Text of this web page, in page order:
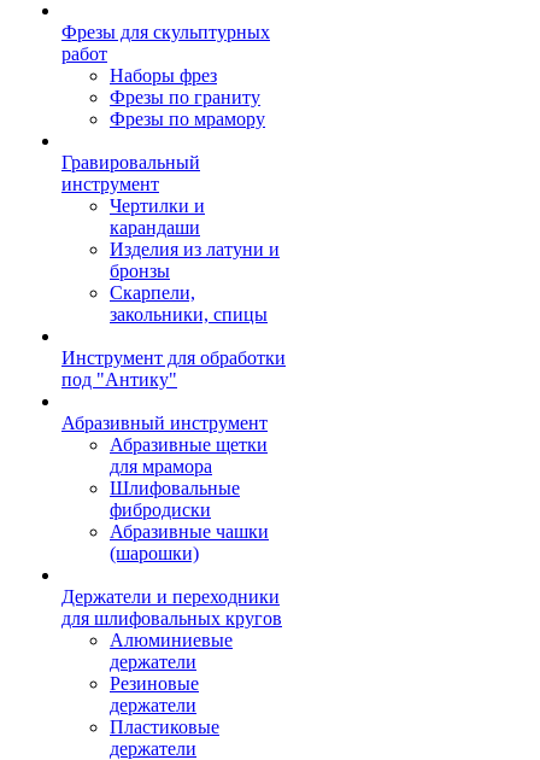
Фрезы для скульптурных
работ
Наборы фрез
Фрезы по граниту
Фрезы по мрамору
Гравировальный
инструмент
Чертилки и
карандаши
Изделия из латуни и
бронзы
Скарпели,
закольники, спицы
Инструмент для обработки
под "Антику"
Абразивный инструмент
Абразивные щетки
для мрамора
Шлифовальные
фибродиски
Абразивные чашки
(шарошки)
Держатели и переходники
для шлифовальных кругов
Алюминиевые
держатели
Резиновые
держатели
Пластиковые
держатели